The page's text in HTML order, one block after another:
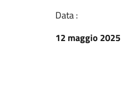
Data :
12 maggio 2025